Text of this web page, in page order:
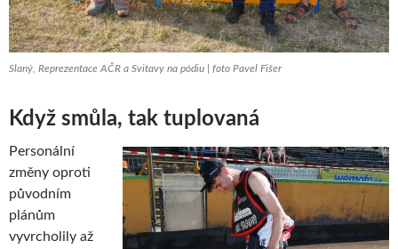
Slaný, Reprezentace AČR a Svitavy na pódiu | foto Pavel Fišer
Když smůla, tak tuplovaná
Personální
změny oproti
původním
plánům
vyvrcholily až